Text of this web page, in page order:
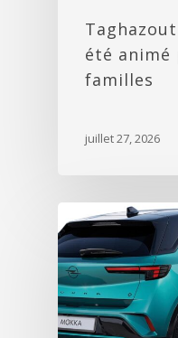
été animé
familles
juillet 27, 2026